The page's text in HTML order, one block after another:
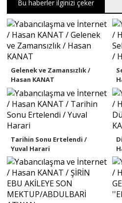
Bu haberler ilginizi çeker
Gelenek ve Zamansızlık /
Hasan KANAT
Tarihin Sonu Ertelendi /
Yuval Harari